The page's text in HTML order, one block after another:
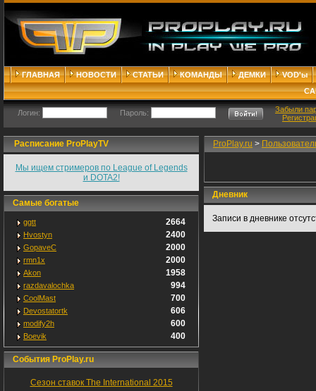
ГЛАВНАЯ НОВОСТИ СТАТЬИ КОМАНДЫ ДЕМКИ
VOD'ы
Логин: Пароль:
Забыли
Расписание ProPlayTV
Мы ищем стримеров по League of Legends
и DOTA2!
Самые богатые
ggtt 2664
Hvostyn 2400
GopaveC 2000
rmn1x 2000
Akon 1958
razdavalochka 994
CoolMast 700
Devostatortk 606
modify2h 600
Boevik 400
События ProPlay.ru
Сезон ставок The International 2015
ProPlay.ru >
Дневник
Записи в дневнике